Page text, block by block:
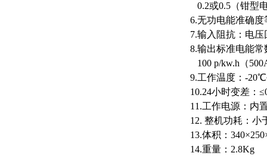
0.2或0.5（钳型
6.无功电能准确
7.输入阻抗：电
8.输出标准电能常
100 p/kw.h（
9.工作温度：-
10.24小时变差：
11.工作电源：内
12. 整机功耗：小
13.体积：
14.重量：2.8Kg